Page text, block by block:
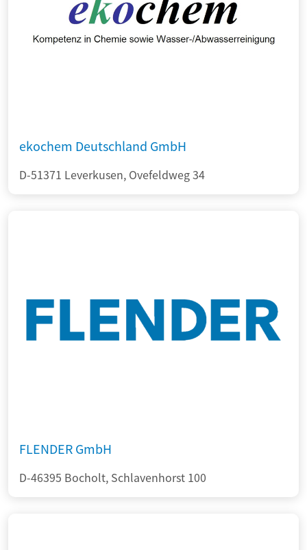
ekochem Deutschland GmbH
D-51371 Leverkusen, Ovefeldweg 34
FLENDER GmbH
D-46395 Bocholt, Schlavenhorst 100